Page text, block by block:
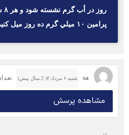
پرامين ١٠ ميلي گرم ده روز ميل كنيد
sa شنبه ۶ مرداد ۳( 2 سال پیش) تعداد
مشاهده پرسش